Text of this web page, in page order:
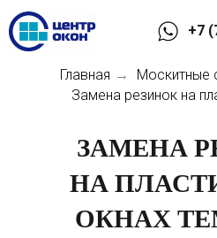
+7
Главная → Москитные
Замена резинок на
ЗАМЕНА
НА
ОКНАХ